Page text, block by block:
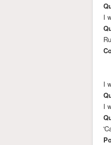
I
I
I